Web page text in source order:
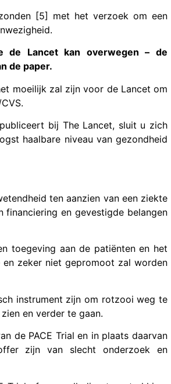
[5] met het verzoek om een
de Lancet kan overwegen – de
de paper.
moeilijk zal zijn voor de Lancet om
bij The Lancet, sluit u zich
haalbare niveau van gezondheid
ten aanzien van een ziekte
en gevestigde belangen
toegeving aan de patiënten en het
zeker niet gepromoot zal worden
instrument zijn om rotzooi weg te
en verder te gaan.
de PACE Trial en in plaats daarvan
zijn van slecht onderzoek en